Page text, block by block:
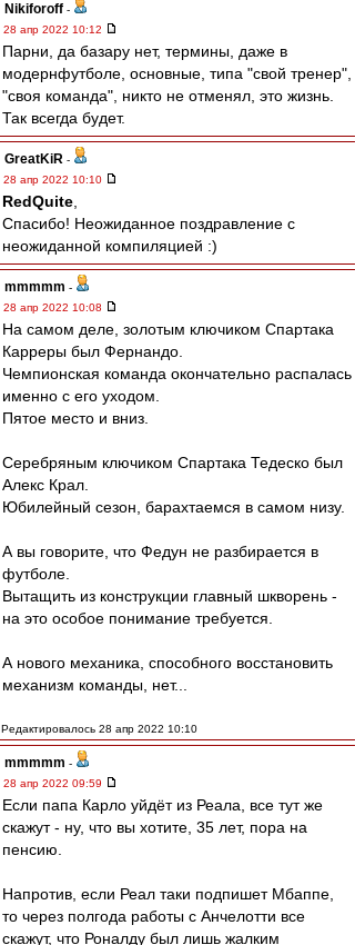
Nikiforoff -
28 апр 2022 10:12
Парни, да базару нет, термины, даже в
модернфутболе, основные, типа "свой тренер",
"своя команда", никто не отменял, это жизнь.
Так всегда будет.
GreatKiR -
28 апр 2022 10:10
RedQuite
Спасибо! Неожиданное поздравление с
неожиданной компиляцией :)
mmmmm -
28 апр 2022 10:08
На самом деле, золотым ключиком Спартака
Карреры был Фернандо.
Чемпионская команда окончательно распалась
именно с его уходом.
Пятое место и вниз.
Серебряным ключиком Спартака Тедеско был
Алекс Крал.
Юбилейный сезон, барахтаемся в самом низу.
А вы говорите, что Федун не разбирается в
футболе.
Вытащить из конструкции главный шкворень -
на это особое понимание требуется.
А нового механика, способного восстановить
механизм команды, нет...
Редактировалось 28 апр 2022 10:10
mmmmm -
28 апр 2022 09:59
Если папа Карло уйдёт из Реала, все тут же
скажут - ну, что вы хотите, 35 лет, пора на
пенсию.
Напротив, если Реал таки подпишет Мбаппе,
то через полгода работы с Анчелотти все
скажут, что Роналду был лишь жалким